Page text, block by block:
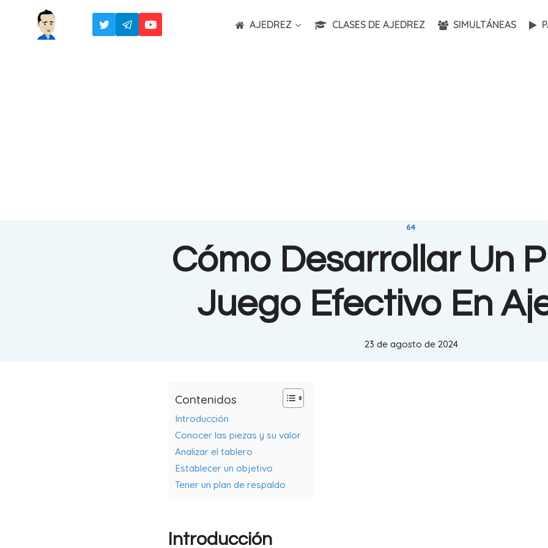
AJEDREZ CLASES DE AJEDREZ SIMULTÁNEAS
64
Cómo Desarrollar Un
Juego Efectivo En
23 de agosto de 2024
Contenidos
Introducción
Conocer las piezas y su valor
Analizar el tablero
Establecer un objetivo
Tener un plan de respaldo
Introducción